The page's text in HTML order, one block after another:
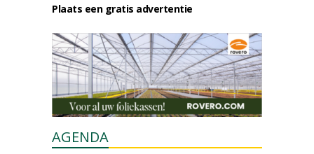
Plaats een gratis advertentie
AGENDA